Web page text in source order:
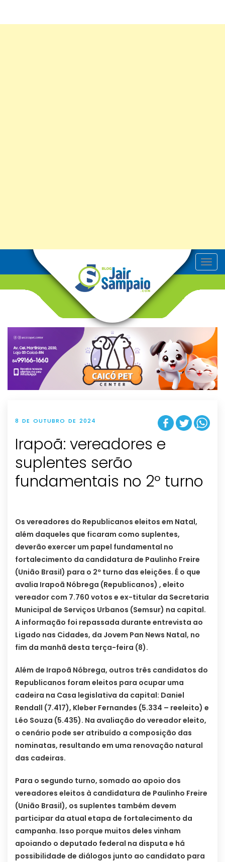
T
o
v
g
t
i
o
n
8 DE OUTUBRO DE 2024
Irapoã: vereadores e
suplentes serão
fundamentais no 2º turno
Os vereadores do Republicanos eleitos em Natal,
além daqueles que ficaram como suplentes,
deverão exercer um papel fundamental no
fortalecimento da candidatura de Paulinho Freire
(União Brasil) para o 2º turno das eleições. É o que
avalia Irapoã Nóbrega (Republicanos) , eleito
vereador com 7.760 votos e ex-titular da Secretaria
Municipal de Serviços Urbanos (Semsur) na capital.
A informação foi repassada durante entrevista ao
Ligado nas Cidades, da Jovem Pan News Natal, no
fim da manhã desta terça-feira (8).
Além de Irapoã Nóbrega, outros três candidatos do
Republicanos foram eleitos para ocupar uma
cadeira na Casa legislativa da capital: Daniel
Rendall (7.417), Kleber Fernandes (5.334 – reeleito) e
Léo Souza (5.435). Na avaliação do vereador eleito,
o cenário pode ser atribuído a composição das
nominatas, resultando em uma renovação natural
das cadeiras.
Para o segundo turno, somado ao apoio dos
vereadores eleitos à candidatura de Paulinho Freire
(União Brasil), os suplentes também devem
participar da atual etapa de fortalecimento da
campanha. Isso porque muitos deles vinham
apoiando o deputado federal na disputa e há
possibilidade de diálogos junto ao candidato para